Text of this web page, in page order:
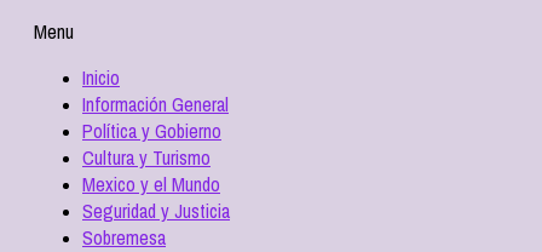
Menu
Inicio
Información General
Política y Gobierno
Cultura y Turismo
Mexico y el Mundo
Seguridad y Justicia
Sobremesa